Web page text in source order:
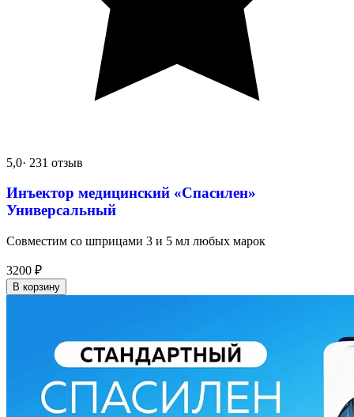
5,0· 231 отзыв
Инъектор медицинский «Спасилен»
Универсальный
Совместим со шприцами 3 и 5 мл любых марок
3200 ₽
В корзину